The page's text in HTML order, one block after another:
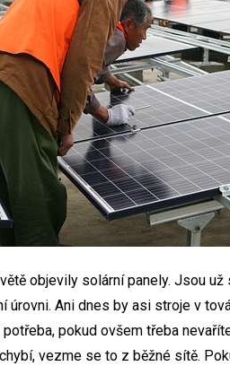
objevily solární panely. Jsou
úrovni. Ani dnes by asi stroje v
potřeba, pokud ovšem třeba
vezme se to z běžné sítě.